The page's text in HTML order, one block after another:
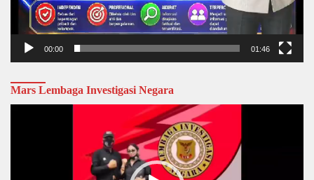
00:00 01:46
Mars Lembaga Investigasi Negara